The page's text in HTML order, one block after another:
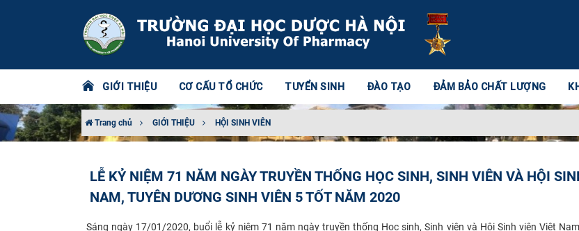
GIỚI THIỆU CƠ CẤU TỔ CHỨC TUYỂN SINH ĐÀO TẠO ĐẢM BẢO CHẤT LƯỢNG
Trang chủ GIỚI THIỆU HỘI SINH VIÊN
LỄ KỶ NIỆM 71 NĂM NGÀY TRUYỀN THỐNG HỌC SINH, SINH VIÊN VÀ HỘI
NAM, TUYÊN DƯƠNG SINH VIÊN 5 TỐT NĂM 2020
Sáng ngày 17/01/2020, buổi lễ kỷ niệm 71 năm ngày truyền thống Học sinh, Sinh viên và Hội Sinh viên Việt